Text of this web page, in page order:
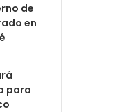
de
en
para